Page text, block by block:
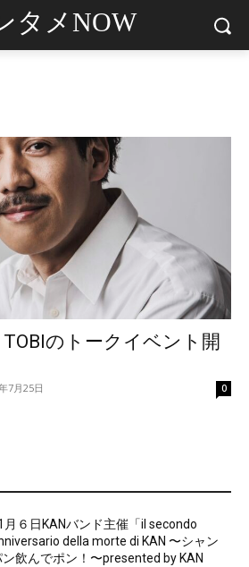
タメNOW
のトークイベント開
7月25日 0
月６日KANバンド主催「il secondo
della morte di KAN 〜シャン
ン飲んでポン！〜presented by KAN